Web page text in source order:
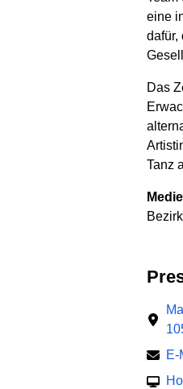
eine
dafür,
Das
Tanz
E-